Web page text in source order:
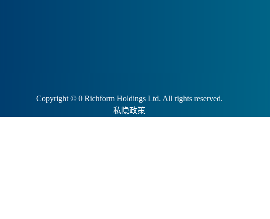
Copyright © 0Richform Holdings Ltd. All rights reserved.
私隐政策